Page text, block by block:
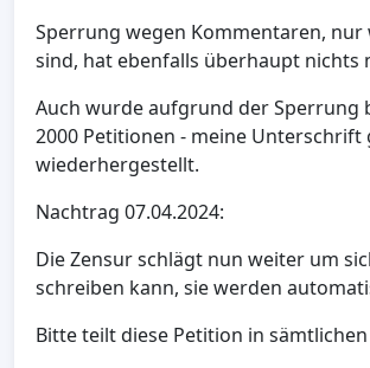
Sperrung wegen Kommentaren, nur
sind, hat ebenfalls überhaupt nichts
Auch wurde aufgrund der Sperrung
2000 Petitionen - meine
wiederhergestellt.
Nachtrag 07.04.2024:
Die Zensur schlägt nun weiter um
schreiben kann, sie werden
Bitte teilt diese Petition in